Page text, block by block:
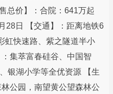
总价】：合院：641万起
28日 【交通】：距离地铁6
虹快速路、紫之隧道半小
集萃富春硅谷、中国智
银湖小学等全优资源 【生
公园，南望黄公望森林公